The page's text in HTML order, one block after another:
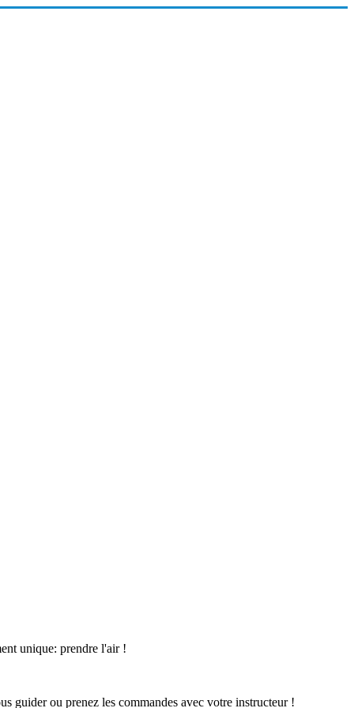
unique: prendre l'air !
guider ou prenez les commandes avec votre instructeur !